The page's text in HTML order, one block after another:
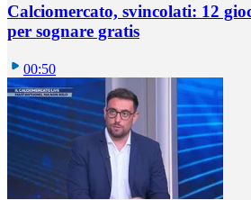
Calciomercato, svincolati: 12
per sognare gratis
00:50